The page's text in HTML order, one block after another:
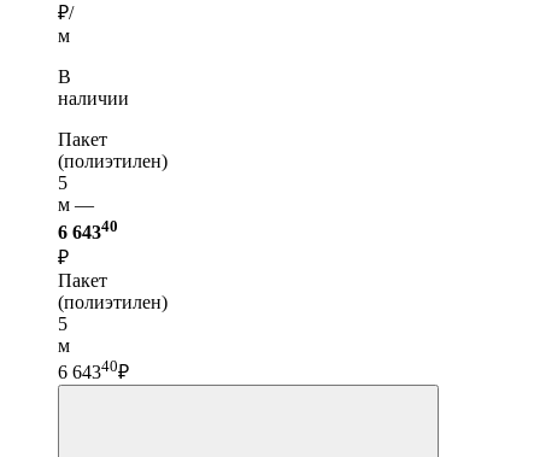
₽/
м
В
наличии
Пакет
(полиэтилен)
5
м —
6 64340
₽
Пакет
(полиэтилен)
5
м
6 64340₽